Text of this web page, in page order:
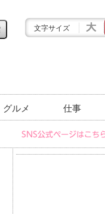
文字サイズ
グルメ 仕事